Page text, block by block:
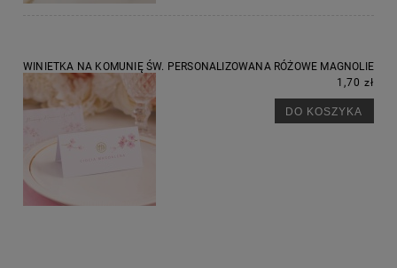
WINIETKA NA KOMUNIĘ ŚW. PERSONALIZOWANA RÓŻOWE MAGNOLIE
1,70 zł
DO KOSZYKA